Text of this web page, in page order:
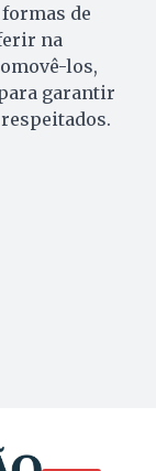
de
na
los,
garantir